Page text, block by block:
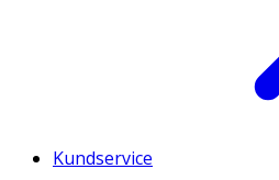
Kundservice